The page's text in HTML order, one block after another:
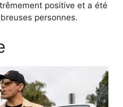
positive et a été
personnes.